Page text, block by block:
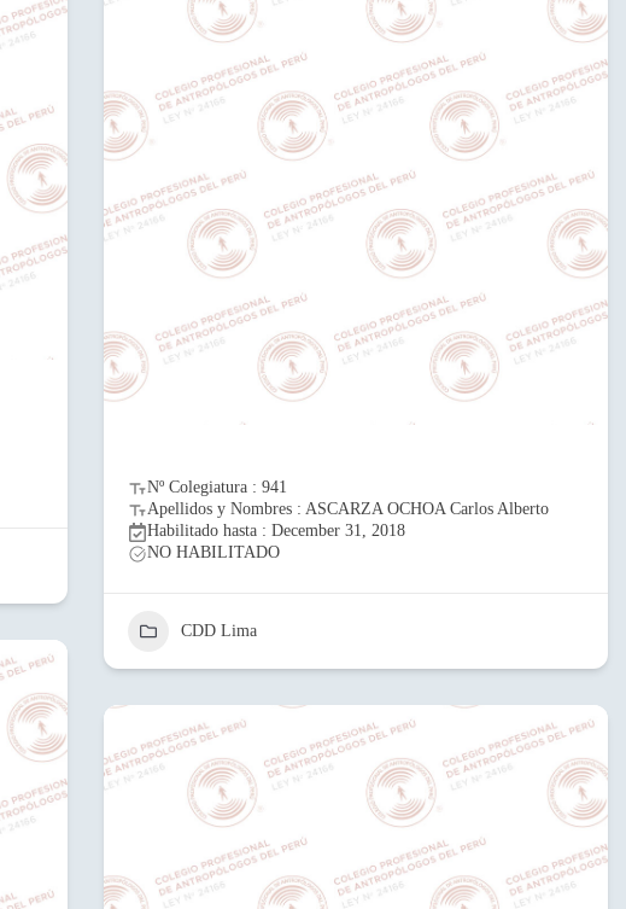
Nº Colegiatura : 941
Apellidos y Nombres : ASCARZA OCHOA Carlos Alberto
Habilitado hasta : December 31, 2018
NO HABILITADO
CDD Lima